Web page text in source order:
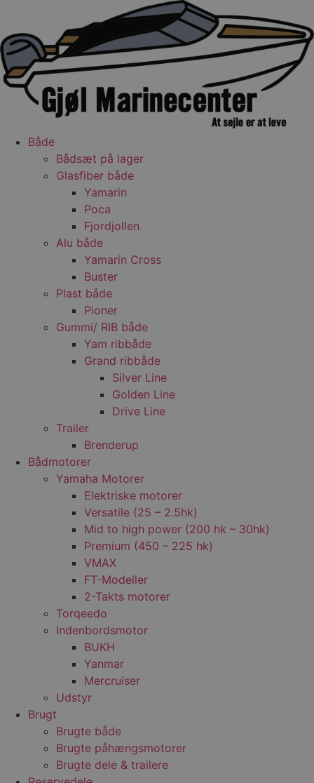
indhold
Både
Bådsæt på lager
Glasfiber både
Yamarin
Poca
Fjordjollen
Alu både
Yamarin Cross
Buster
Plast både
Pioner
Gummi/ RIB både
Yam ribbåde
Grand ribbåde
Silver Line
Golden Line
Drive Line
Trailer
Brenderup
Bådmotorer
Yamaha Motorer
Elektriske motorer
Versatile (25 – 2.5hk)
Mid to high power (200 hk – 30hk)
Premium (450 – 225 hk)
VMAX
FT-Modeller
2-Takts motorer
Torqeedo
Indenbordsmotor
BUKH
Yanmar
Mercruiser
Udstyr
Brugt
Brugte både
Brugte påhængsmotorer
Brugte dele & trailere